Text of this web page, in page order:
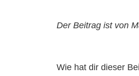
Der Beitrag ist von
Wie hat dir dieser